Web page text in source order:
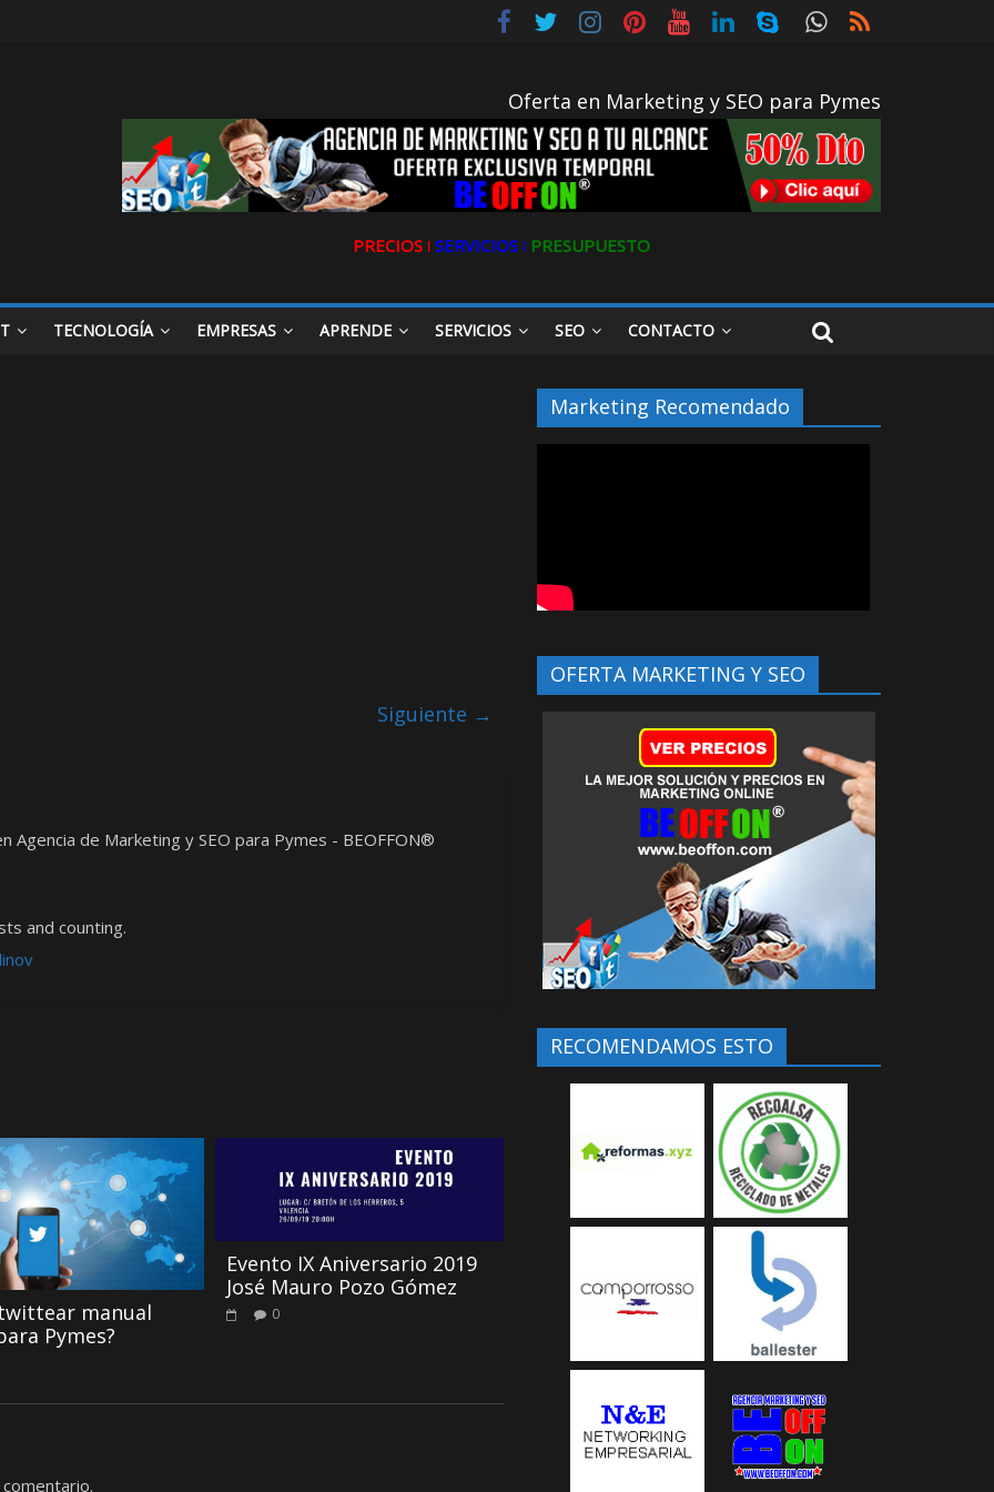
Oferta en Marketing y SEO para Pymes
PRECIOS ǀ SERVICIOS ǀ PRESUPUESTO
TECNOLOGÍA EMPRESAS APRENDE SERVICIOS SEO CONTACTO
Siguiente →
Agencia de Marketing y SEO para Pymes - BEOFFON®
and counting.
manual
Pymes?
Evento IX Aniversario 2019
José Mauro Pozo Gómez
0
Marketing Recomendado
OFERTA MARKETING Y SEO
RECOMENDAMOS ESTO